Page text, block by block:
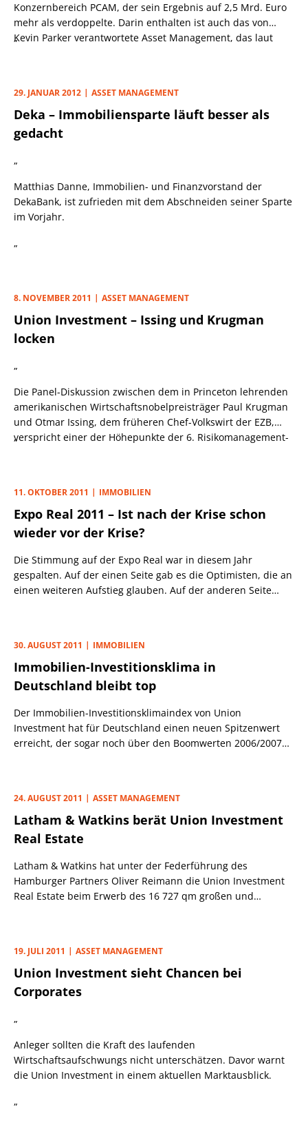
Konzernbereich PCAM, der sein Ergebnis auf 2,5 Mrd. Euro
mehr als verdoppelte. Darin enthalten ist auch das von
Kevin Parker verantwortete Asset Management, das laut
„
29. JANUAR 2012 ASSET MANAGEMENT
Deka – Immobiliensparte läuft besser als
gedacht
„
Matthias Danne, Immobilien- und Finanzvorstand der
DekaBank, ist zufrieden mit dem Abschneiden seiner Sparte
im Vorjahr.
„
8. NOVEMBER 2011 ASSET MANAGEMENT
Union Investment – Issing und Krugman
locken
„
Die Panel-Diskussion zwischen dem in Princeton lehrenden
amerikanischen Wirtschaftsnobelpreisträger Paul Krugman
und Otmar Issing, dem früheren Chef-Volkswirt der EZB,
verspricht einer der Höhepunkte der 6. Risikomanagement-
Bundesbank orientierenden, allein der Preisstabilität
verpflichteten EZB, während Issing einer der profiliertesten
Vertreter der reinen deutschen Lehre ist.
„
11. OKTOBER 2011 IMMOBILIEN
Expo Real 2011 – Ist nach der Krise schon
wieder vor der Krise?
Die Stimmung auf der Expo Real war in diesem Jahr
gespalten. Auf der einen Seite gab es die Optimisten, die an
einen weiteren Aufstieg glauben. Auf der anderen Seite
30. AUGUST 2011 IMMOBILIEN
Immobilien-Investitionsklima in
Deutschland bleibt top
Der Immobilien-Investitionsklimaindex von Union
Investment hat für Deutschland einen neuen Spitzenwert
erreicht, der sogar noch über den Boomwerten 2006/2007
24. AUGUST 2011 ASSET MANAGEMENT
Latham & Watkins berät Union Investment
Real Estate
Latham & Watkins hat unter der Federführung des
Hamburger Partners Oliver Reimann die Union Investment
Real Estate beim Erwerb des 16 727 qm großen und
19. JULI 2011 ASSET MANAGEMENT
Union Investment sieht Chancen bei
Corporates
„
Anleger sollten die Kraft des laufenden
Wirtschaftsaufschwungs nicht unterschätzen. Davor warnt
die Union Investment in einem aktuellen Marktausblick.
„